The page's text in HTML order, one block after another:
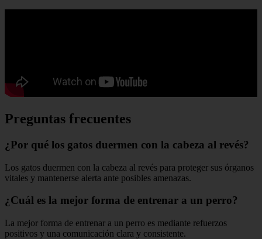
Preguntas frecuentes
¿Por qué los gatos duermen con la cabeza al revés?
Los gatos duermen con la cabeza al revés para proteger sus órganos
vitales y mantenerse alerta ante posibles amenazas.
¿Cuál es la mejor forma de entrenar a un perro?
La mejor forma de entrenar a un perro es mediante refuerzos
positivos y una comunicación clara y consistente.